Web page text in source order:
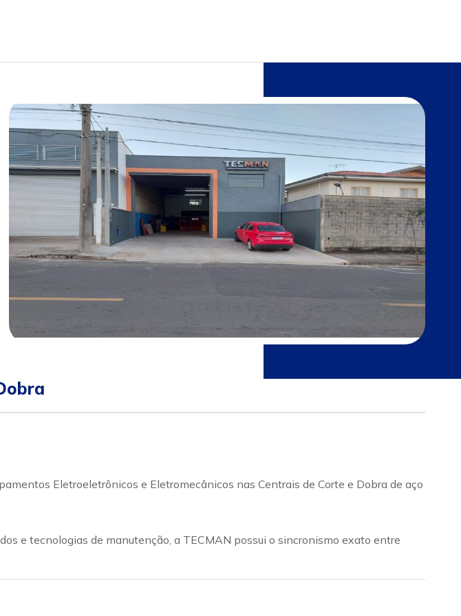
Eletroeletrônicos e Eletromecânicos nas Centrais de Corte e Dobra de aço
e tecnologias de manutenção, a TECMAN possui o sincronismo exato entre